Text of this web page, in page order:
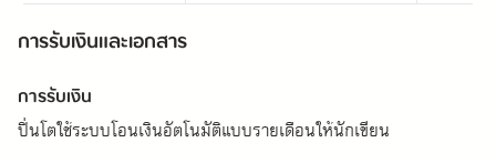
การรับเงินและเอกสาร
การรับเงิน
ปิ่นโตใช้ระบบโอนเงินอัตโนมัติแบบรายเดือนให้นักเขียน